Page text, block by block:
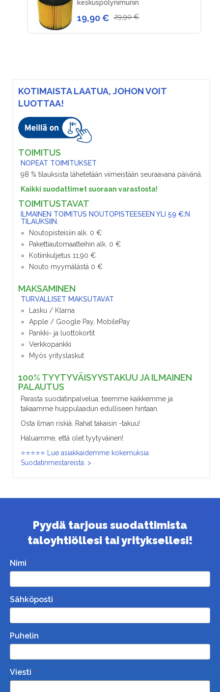
KOTIMAISTA LAATUA, JOHON VOIT
LUOTTAA!
TOIMITUS
NOPEAT TOIMITUKSET
98 % tilauksista lähetetään viimeistään seuraavana päivänä.
Kaikki suodattimet suoraan varastosta!
TOIMITUSTAVAT
ILMAINEN TOIMITUS NOUTOPISTEESEEN YLI 59 €:N
TILAUKSIIN.
Noutopisteisiin alk. 0 €
Pakettiautomaatteihin alk. 0 €
Kotiinkuljetus 11,90 €
Nouto myymälästä 0 €
MAKSAMINEN
TURVALLISET MAKSUTAVAT
Lasku / Klarna
Apple / Google Pay, MobilePay
Pankki- ja luottokortit
Verkkopankki
Myös yrityslaskut
100% TYYTYVÄISYYSTAKUU JA ILMAINEN
PALAUTUS
Parasta suodatinpalvelua; teemme kaikkemme ja
takaamme huippulaadun edulliseen hintaan.
Osta ilman riskiä. Rahat takaisin -takuu!
Haluamme, että olet tyytyväinen!
⭐⭐⭐⭐⭐ Lue asiakkaidemme kokemuksia
Suodatinmestareista. >
keskuspölynimuriin
19,90 € 29,90 €
Pyydä tarjous suodattimista
taloyhtiöllesi tai yrityksellesi!
Nimi
Sähköposti
Puhelin
Viesti